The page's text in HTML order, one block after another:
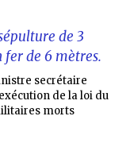
de 3
de 6 mètres.
secrétaire
de la loi du
morts